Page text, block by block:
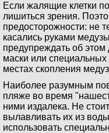
Если жалящие клетки
лишиться зрения.
предосторожности: не
касались руками
предупреждать об этом
маски или
местах скопления
Наиболее разумным
пляже во время
ними издалека. Не
вылавливать их из
использовать